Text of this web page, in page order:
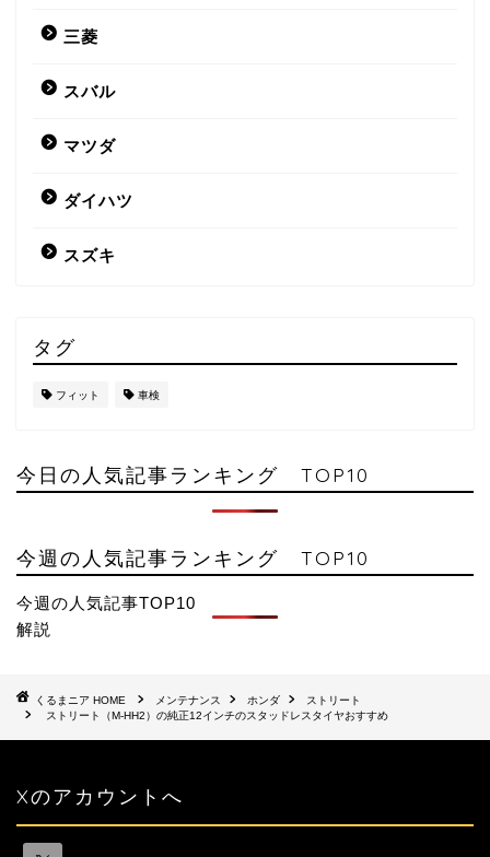
三菱
スバル
マツダ
ダイハツ
スズキ
タグ
フィット 車検
今日の人気記事ランキング TOP10
今週の人気記事ランキング TOP10
今週の人気記事TOP10
解説
HOME メンテナンス ホンダ
ストリート
ストリート（M-HH2）の純正12インチのスタッドレスタイヤおすすめ
Xのアカウントへ